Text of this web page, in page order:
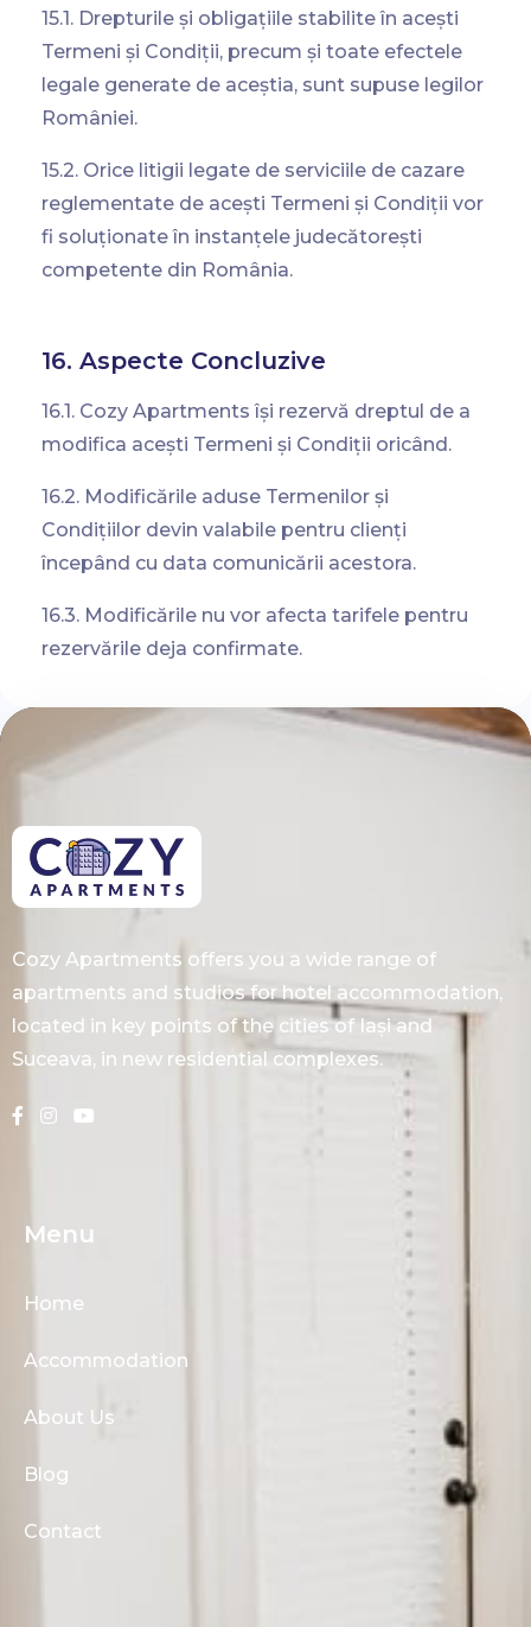
15.1. Drepturile și obligațiile stabilite în acești
Termeni și Condiții, precum și toate efectele
legale generate de aceștia, sunt supuse legilor
României.
15.2. Orice litigii legate de serviciile de cazare
reglementate de acești Termeni și Condiții vor
fi soluționate în instanțele judecătorești
competente din România.
16. Aspecte Concluzive
16.1. Cozy Apartments își rezervă dreptul de a
modifica acești Termeni și Condiții oricând.
16.2. Modificările aduse Termenilor și
Condițiilor devin valabile pentru clienți
începând cu data comunicării acestora.
16.3. Modificările nu vor afecta tarifele pentru
rezervările deja confirmate.
Cozy Apartments offers you a wide range of
apartments and studios for hotel accommodation,
located in key points of the cities of Iași and
Suceava, in new residential complexes.
Menu
Home
Accommodation
About Us
Blog
Contact